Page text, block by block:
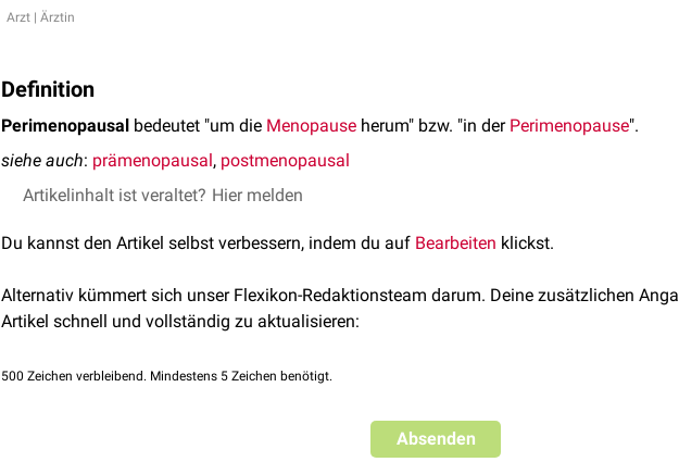
Arzt | Ärztin
Definition
Perimenopausal bedeutet "um die Menopause herum" bzw. "in der Perimenopause".
siehe auch: prämenopausal, postmenopausal
Artikelinhalt ist veraltet? Hier melden
Du kannst den Artikel selbst verbessern, indem du auf Bearbeiten klickst.
Alternativ kümmert sich unser Flexikon-Redaktionsteam darum. Deine zusätzlichen
Artikel schnell und vollständig zu aktualisieren:
500 Zeichen verbleibend. Mindestens 5 Zeichen benötigt.
Absenden